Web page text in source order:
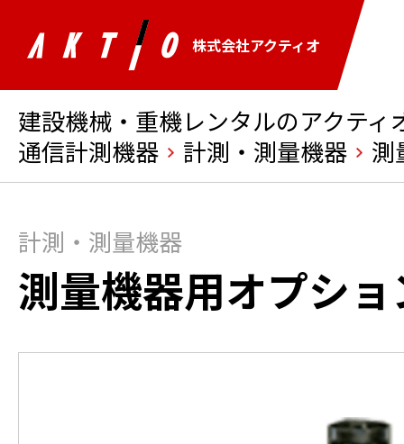
株式会社アクティオ
建設機械・重機レンタルのアクティ
通信計測機器
計測・測量機器 測
計測・測量機器
測量機器用オプシ